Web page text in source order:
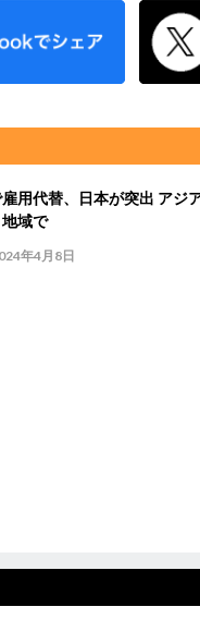
用代替、日本が突出 アジ
域で
年4月8日